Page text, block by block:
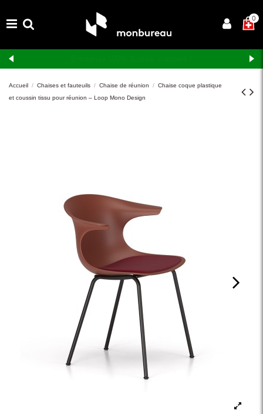
×0
Accueil Chaises et fauteuils Chaise de réunion
Chaise coque plastique
et coussin tissu pour réunion – Loop Mono Design